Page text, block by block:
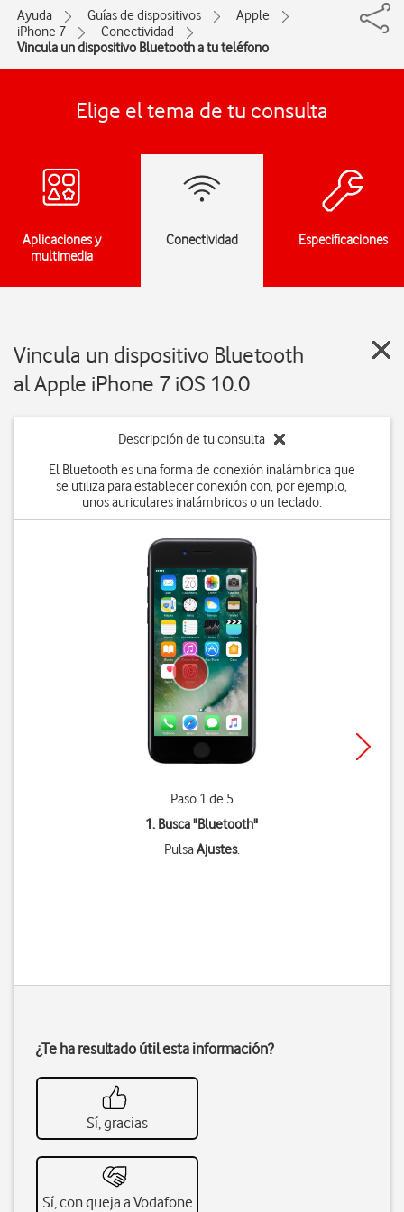
Ayuda Guías de dispositivos
Apple
iPhone 7
Conectividad
Vincula un dispositivo Bluetooth a tu teléfono
Elige el tema de tu consulta
Aplicaciones y
multimedia
Conectividad Especificaciones
Vincula un dispositivo Bluetooth
al Apple iPhone 7 iOS 10.0
Descripción de tu consulta
El Bluetooth es una forma de conexión inalámbrica que
se utiliza para establecer conexión con, por ejemplo,
unos auriculares inalámbricos o un teclado.
Paso 1 de 5
1. Busca "Bluetooth"
PulsaAjustes.
¿Te ha resultado útil esta información?
Sí, gracias
Sí, con queja a Vodafone